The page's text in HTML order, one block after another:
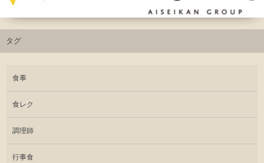
タグ
食事
食レク
調理師
行事食